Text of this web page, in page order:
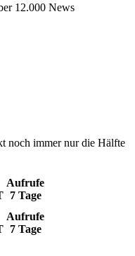
12.000 News
noch immer nur die Hälfte
Aufrufe
7 Tage
Aufrufe
7 Tage